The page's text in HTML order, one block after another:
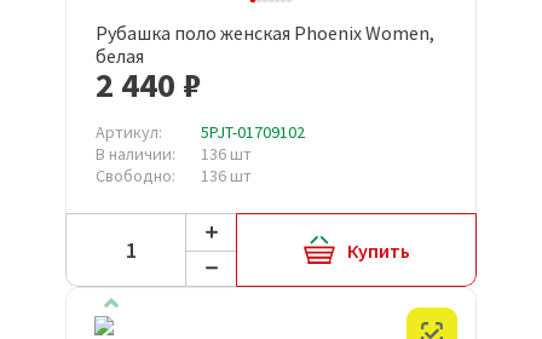
Рубашка поло женская Phoenix Women,
белая
2 440 ₽
Артикул:
5PJT-01709102
В наличии:
136 шт
Свободно:
136 шт
Купить